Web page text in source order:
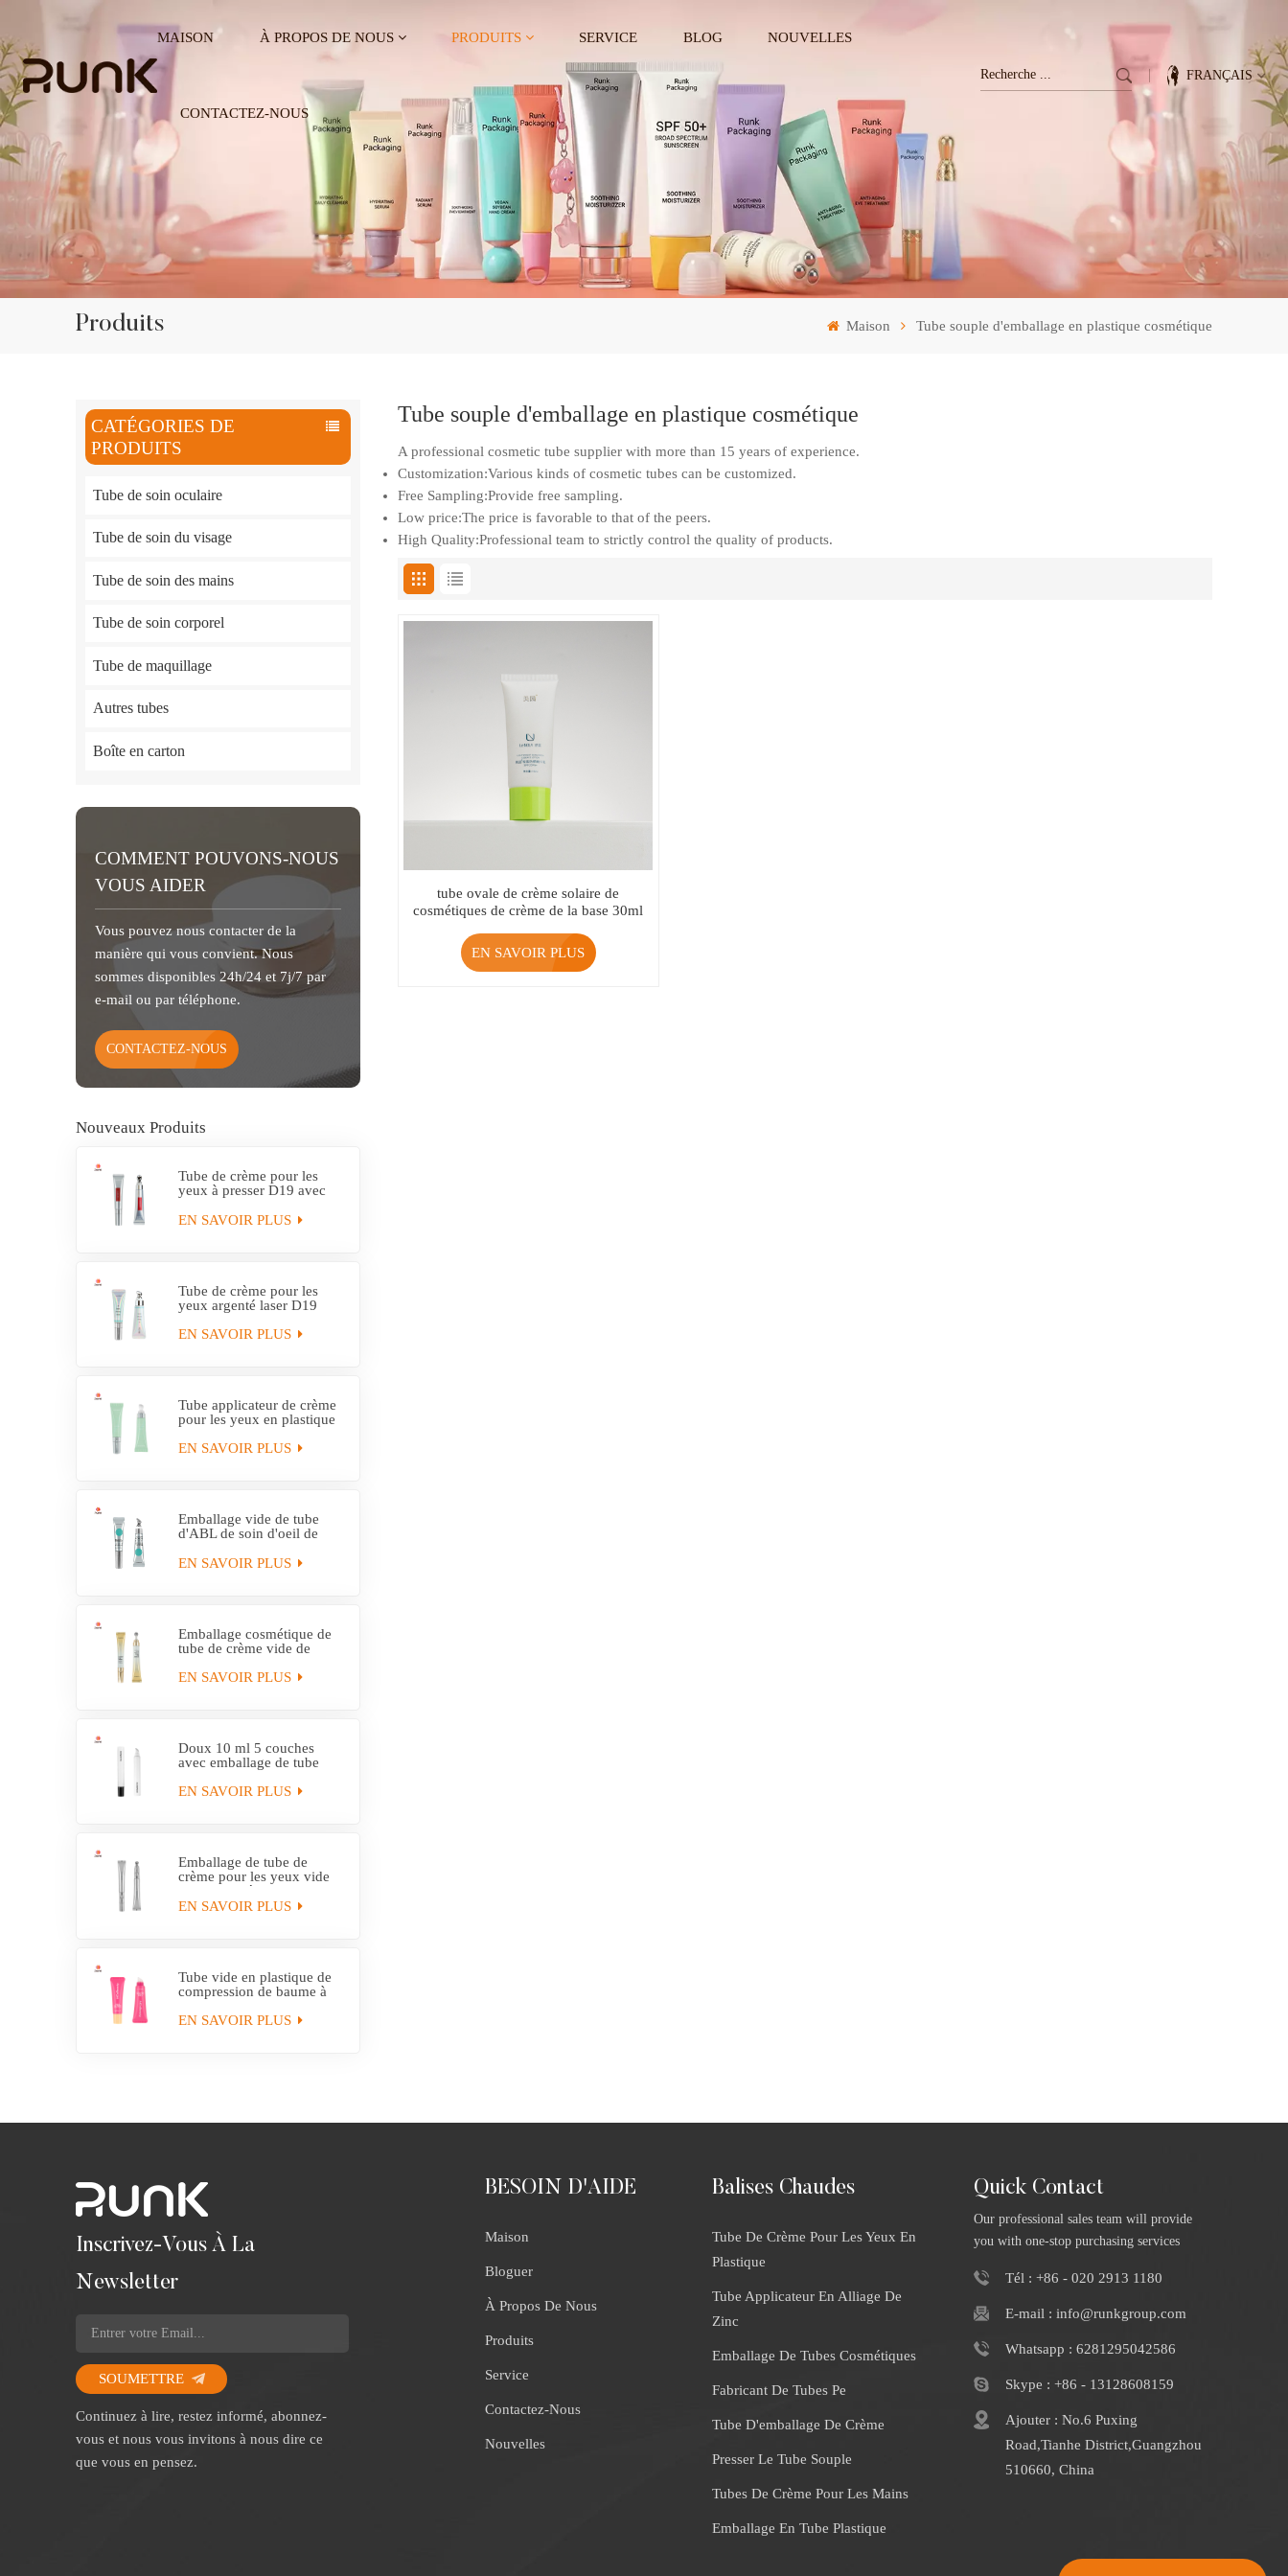
MAISON À PROPOS DE NOUS PRODUITS SERVICE BLOG NOUVELLES
CONTACTEZ-NOUS
FRANÇAIS
English
Deutsch
Italiano
Produits Maison Tube souple d'emballage en plastique cosmétique
CATÉGORIES DE
PRODUITS
Tube de soin oculaire
Tube de soin du visage
Tube de soin des mains
Tube de soin corporel
Tube de maquillage
Autres tubes
Boîte en carton
COMMENT POUVONS-NOUS
VOUS AIDER
Vous pouvez nous contacter de la
manière qui vous convient. Nous
sommes disponibles 24h/24 et 7j/7 par
e-mail ou par téléphone.
CONTACTEZ-NOUS
Nouveaux Produits
Tube de crème pour les
yeux à presser D19 avec
zinc
EN SAVOIR PLUS
Tube de crème pour les
yeux argenté laser D19
de zinc
EN SAVOIR PLUS
Tube applicateur de crème
pour les yeux en plastique
EN SAVOIR PLUS
Emballage vide de tube
d'ABL de soin d'oeil de
de massage
EN SAVOIR PLUS
Emballage cosmétique de
tube de crème vide de
métal
EN SAVOIR PLUS
Doux 10 ml 5 couches
avec emballage de tube
EVOH
EN SAVOIR PLUS
Emballage de tube de
crème pour les yeux vide
personnalisé avec tube
applicateur électrique
EN SAVOIR PLUS
Tube vide en plastique de
compression de baume à
commande avec
EN SAVOIR PLUS
Tube souple d'emballage en plastique cosmétique
A professional cosmetic tube supplier with more than 15 years of experience.
Customization:Various kinds of cosmetic tubes can be customized.
Free Sampling:Provide free sampling.
Low price:The price is favorable to that of the peers.
High Quality:Professional team to strictly control the quality of products.
tube ovale de crème solaire de
cosmétiques de crème de la base 30ml
EN SAVOIR PLUS
Inscrivez-Vous À La
Newsletter
SOUMETTRE
Continuez à lire, restez informé, abonnez-
vous et nous vous invitons à nous dire ce
que vous en pensez.
BESOIN D'AIDE
Maison
Bloguer
À Propos De Nous
Produits
Service
Contactez-Nous
Nouvelles
Balises Chaudes
Tube De Crème Pour Les Yeux En
Plastique
Tube Applicateur En Alliage De
Zinc
Emballage De Tubes Cosmétiques
Fabricant De Tubes Pe
Tube D'emballage De Crème
Presser Le Tube Souple
Tubes De Crème Pour Les Mains
Emballage En Tube Plastique
Quick Contact
Our professional sales team will provide
you with one-stop purchasing services
Tél : +86 - 020 2913 1180
E-mail : info@runkgroup.com
Whatsapp : 6281295042586
Skype : +86 - 13128608159
Ajouter : No.6 Puxing
Road,Tianhe District,Guangzhou
510660, China